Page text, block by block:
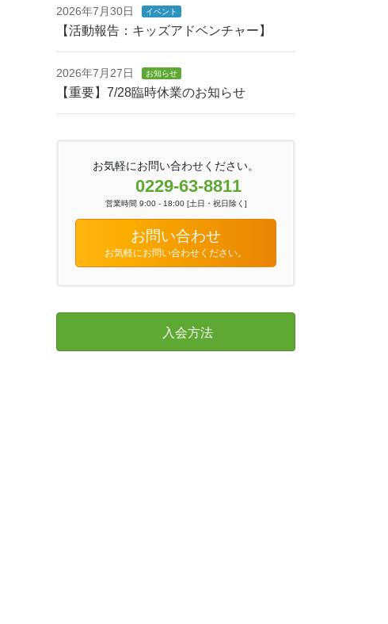
2026年7月30日 イベント
【活動報告：キッズアドベンチャー】
2026年7月27日 お知らせ
【重要】7/28臨時休業のお知らせ
お気軽にお問い合わせください。
0229-63-8811
営業時間 9:00 - 18:00 [土日・祝日除く]
お問い合わせ
お気軽にお問い合わせください。
入会方法